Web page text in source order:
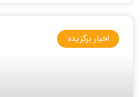
اخبار برگزیده